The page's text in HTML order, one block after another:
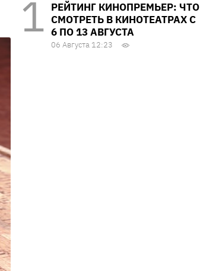
РЕЙТИНГ КИНОПРЕМЬЕР: ЧТО
СМОТРЕТЬ В КИНОТЕАТРАХ С
6 ПО 13 АВГУСТА
06 Августа 12:23